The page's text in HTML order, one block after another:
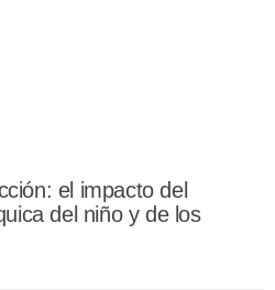
el impacto del
del niño y de los